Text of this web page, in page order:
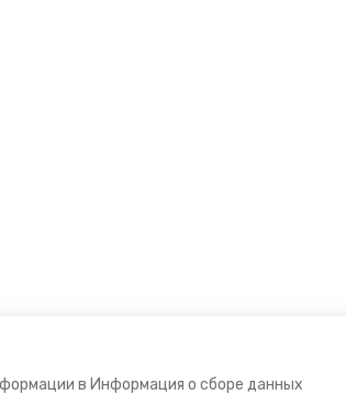
в Информация о сборе данных